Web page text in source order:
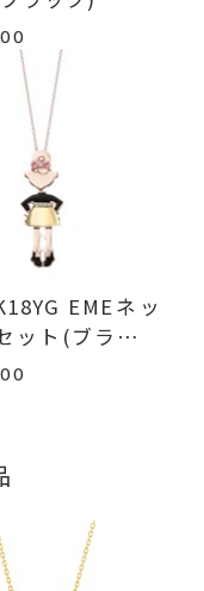
横：10mm
横：約8.5
、
ジに記載のある
たします。
い合わせくださ
いたします。
以内にメールに
た商品
いる場合
ますが、万が一
品と異なる場合
だきます。
に、お電話また
ください。
担いたしますの
EMEネッ
ット(ブラック
)